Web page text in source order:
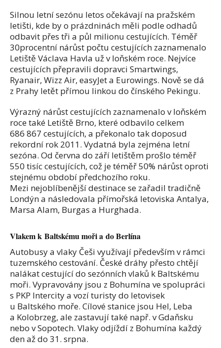
Silnou letní sezónu letos očekávají na pražském
letišti, kde by o prázdninách měli podle odhadů
odbavit přes tři a půl milionu cestujících. Téměř
30procentní nárůst počtu cestujících zaznamenalo
Letiště Václava Havla už v loňském roce. Nejvíce
cestujících přepravili dopravci Smartwings,
Ryanair, Wizz Air, easyJet a Eurowings. Nově se dá
z Prahy letět přímou linkou do čínského Pekingu.
Výrazný nárůst cestujících zaznamenalo v loňském
roce také Letiště Brno, které odbavilo celkem
686 867 cestujících, a překonalo tak doposud
rekordní rok 2011. Vydatná byla zejména letní
sezóna. Od června do září letištěm prošlo téměř
550 tisíc cestujících, což je téměř 50% nárůst oproti
stejnému období předchozího roku.
Mezi nejoblíbenější destinace se zařadil tradičně
Londýn a následovala přímořská letoviska Antalya,
Marsa Alam, Burgas a Hurghada.
Vlakem k Baltskému moři a do Berlína
Autobusy a vlaky Češi využívají především v rámci
tuzemského cestování. České dráhy přesto chtějí
nalákat cestující do sezónních vlaků k Baltskému
moři. Vypravovány jsou z Bohumína ve spolupráci
s PKP Intercity a vozí turisty do letovisek
u Baltského moře. Cílové stanice jsou Hel, Leba
a Kolobrzeg, ale zastavují také např. v Gdaňsku
nebo v Sopotech. Vlaky odjíždí z Bohumína každý
den až do 31. srpna.